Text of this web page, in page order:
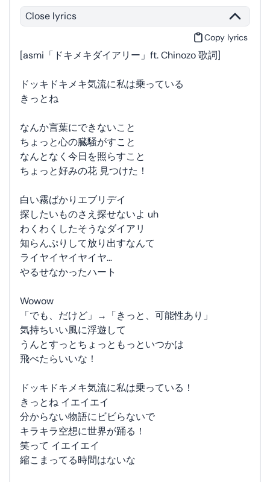
Close lyrics
Copy lyrics
[asmi「ドキメキダイアリー」ft. Chinozo 歌詞]
ドッキドキメキ気流に私は乗っている
きっとね
なんか言葉にできないこと
ちょっと心の臓騒がすこと
なんとなく今日を照らすこと
ちょっと好みの花 見つけた！
白い霧ばかりエブリデイ
探したいものさえ探せないよ uh
わくわくしたそうなダイアリ
知らんぷりして放り出すなんて
ライヤイヤイヤイヤ…
やるせなかったハート
Wowow
「でも、だけど」→「きっと、可能性あり」
気持ちいい風に浮遊して
うんとすっとちょっともっといつかは
飛べたらいいな！
ドッキドキメキ気流に私は乗っている！
きっとね イエイエイ
分からない物語にビビらないで
キラキラ空想に世界が踊る！
笑って イエイエイ
縮こまってる時間はないな